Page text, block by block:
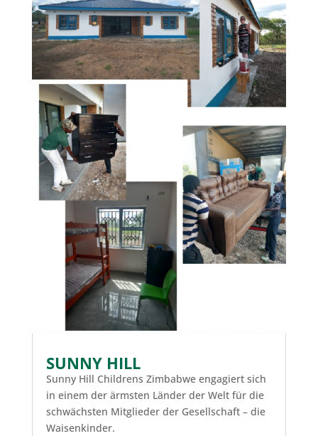
SUNNY HILL
Sunny Hill Childrens Zimbabwe engagiert sich
in einem der ärmsten Länder der Welt für die
schwächsten Mitglieder der Gesellschaft – die
Waisenkinder.